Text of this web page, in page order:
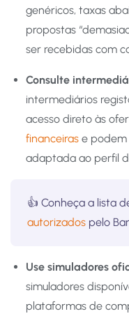
genéricos, taxas
propostas
ser recebidas com
Consulte
intermediários
acesso direto às
financeiras e
adaptada ao perfil
👍 Conheça a lista
autorizados pelo
Use simuladores
simuladores
plataformas de